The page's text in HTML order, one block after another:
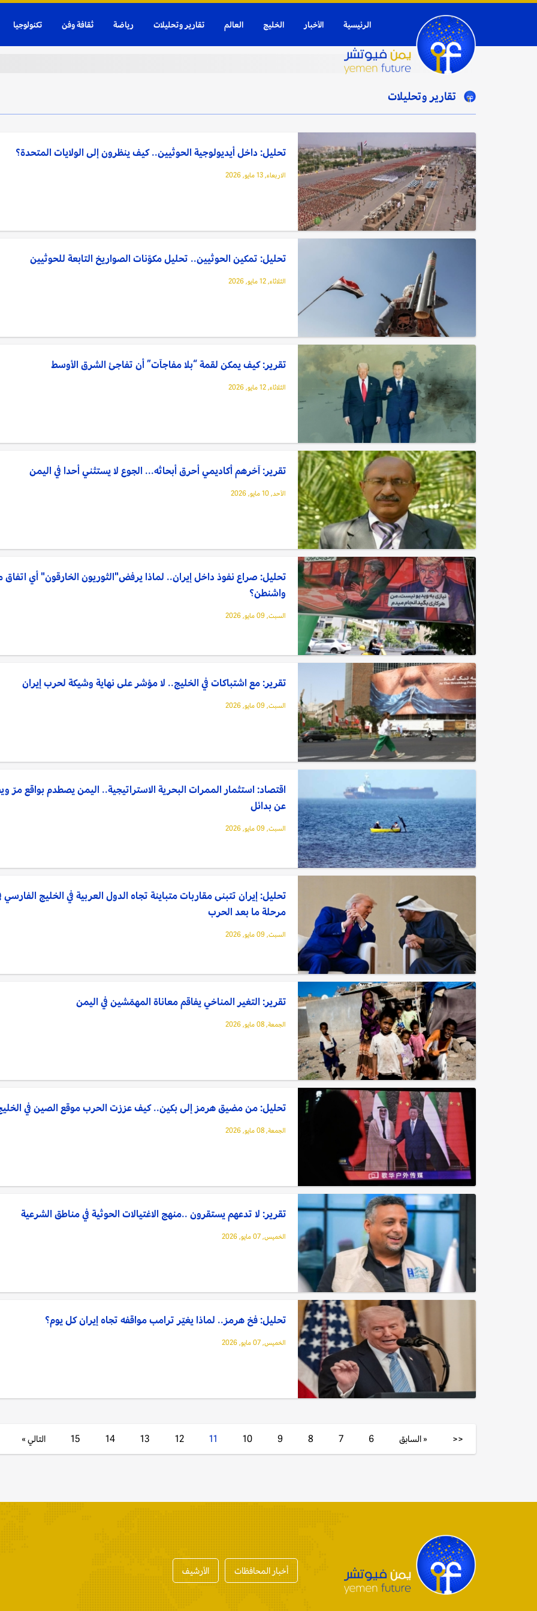
الرئيسية الأخبار الخليج العالم تقارير وتحليلات رياضة ثقافة وفن تكنولوجيا
تقارير وتحليلات
تحليل: داخل أيديولوجية الحوثيين.. كيف ينظرون إلى الولايات المتحدة؟
الاربعاء, 13 مايو, 2026
تحليل: تمكين الحوثيين.. تحليل مكوّنات الصواريخ التابعة للحوثيين
الثلاثاء, 12 مايو, 2026
تقرير: كيف يمكن لقمة “بلا مفاجآت” أن تفاجئ الشرق الأوسط
الثلاثاء, 12 مايو, 2026
تقرير: آخرهم أكاديمي أحرق أبحاثه... الجوع لا يستثني أحدا في اليمن
الأحد, 10 مايو, 2026
تحليل: صراع نفوذ داخل إيران.. لماذا يرفض"الثوريون الخارقون" أي اتفاق
واشنطن؟
السبت, 09 مايو, 2026
تقرير: مع اشتباكات في الخليج.. لا مؤشر على نهاية وشيكة لحرب إيران
السبت, 09 مايو, 2026
اقتصاد: استثمار الممرات البحرية الاستراتيجية.. اليمن يصطدم بواقع مرّ
عن بدائل
السبت, 09 مايو, 2026
تحليل: إيران تتبنى مقاربات متباينة تجاه الدول العربية في الخليج الفارسي
مرحلة ما بعد الحرب
السبت, 09 مايو, 2026
تقرير: التغير المناخي يفاقم معاناة المهمّشين في اليمن
الجمعة, 08 مايو, 2026
تحليل: من مضيق هرمز إلى بكين.. كيف عززت الحرب موقع الصين في
الجمعة, 08 مايو, 2026
تقرير: لا تدعهم يستقرون ..منهج الاغتيالات الحوثية في مناطق الشرعية
الخميس, 07 مايو, 2026
تحليل: فخ هرمز.. لماذا يغيّر ترامب مواقفه تجاه إيران كل يوم؟
الخميس, 07 مايو, 2026
<< « السابق 6
7
8
9
10
11
12
13
14
15 التالي »
أخبار المحافظات الأرشيف